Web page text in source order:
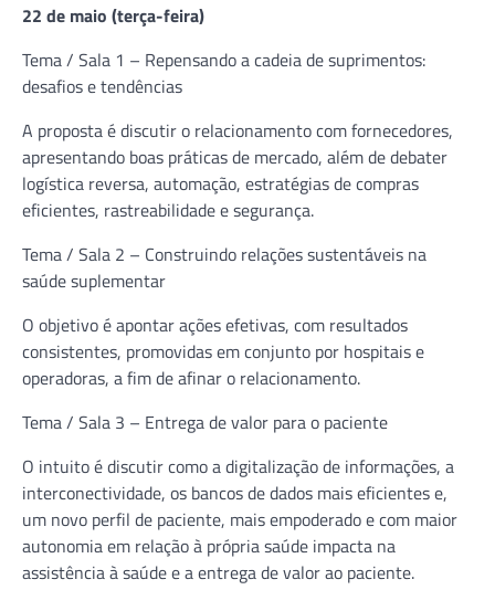
22 de maio (terça-feira)
Tema / Sala 1 – Repensando a cadeia de suprimentos:
desafios e tendências
A proposta é discutir o relacionamento com fornecedores,
apresentando boas práticas de mercado, além de debater
logística reversa, automação, estratégias de compras
eficientes, rastreabilidade e segurança.
Tema / Sala 2 – Construindo relações sustentáveis na
saúde suplementar
O objetivo é apontar ações efetivas, com resultados
consistentes, promovidas em conjunto por hospitais e
operadoras, a fim de afinar o relacionamento.
Tema / Sala 3 – Entrega de valor para o paciente
O intuito é discutir como a digitalização de informações, a
interconectividade, os bancos de dados mais eficientes e,
um novo perfil de paciente, mais empoderado e com maior
autonomia em relação à própria saúde impacta na
assistência à saúde e a entrega de valor ao paciente.